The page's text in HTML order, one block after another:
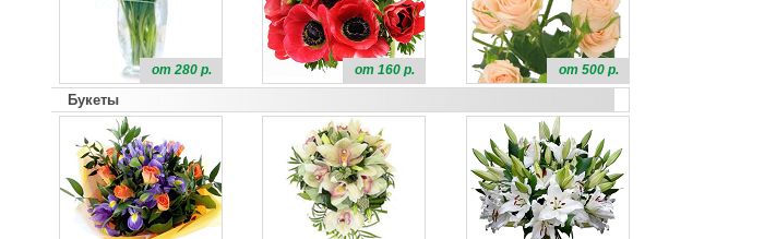
от 280 р. от 160 р. от 500 р.
Букеты